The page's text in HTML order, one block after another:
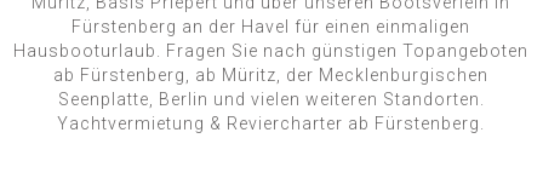
Fürstenberg an der Havel für einen einmaligen
Hausbooturlaub. Fragen Sie nach günstigen Topangeboten
ab Fürstenberg, ab Müritz, der Mecklenburgischen
Seenplatte, Berlin und vielen weiteren Standorten.
Yachtvermietung & Reviercharter ab Fürstenberg.